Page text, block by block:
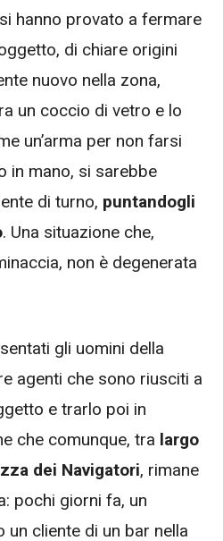
hanno provato a fermare
di chiare origini
nuovo nella zona,
un coccio di vetro e lo
un’arma per non farsi
in mano, si sarebbe
di turno, puntandogli
. Una situazione che,
non è degenerata
gli uomini della
agenti che sono riusciti a
e trarlo poi in
che comunque, tra largo
dei Navigatori, rimane
pochi giorni fa, un
cliente di un bar nella